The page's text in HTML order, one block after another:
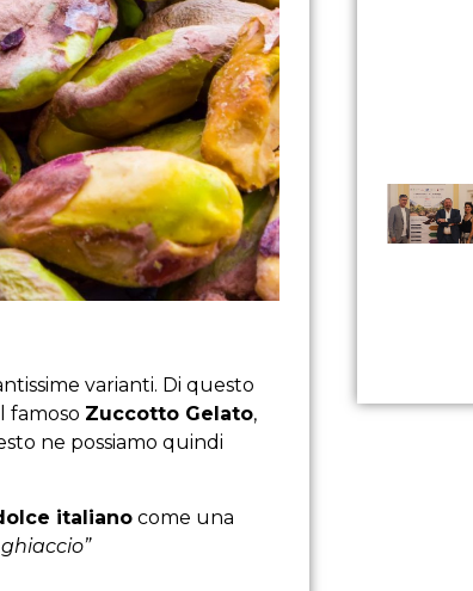
varianti. Di questo
famoso Zuccotto Gelato,
ne possiamo quindi
italiano come una